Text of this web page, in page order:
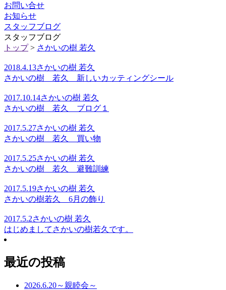
お問い合せ
お知らせ
スタッフブログ
スタッフブログ
トップ> さかいの樹 若久
2018.4.13さかいの樹 若久
さかいの樹 若久 新しいカッティングシール
2017.10.14さかいの樹 若久
さかいの樹 若久 ブログ１
2017.5.27さかいの樹 若久
さかいの樹 若久 買い物
2017.5.25さかいの樹 若久
さかいの樹 若久 避難訓練
2017.5.19さかいの樹 若久
さかいの樹若久 6月の飾り
2017.5.2さかいの樹 若久
はじめましてさかいの樹若久です。
最近の投稿
2026.6.20～親睦会～